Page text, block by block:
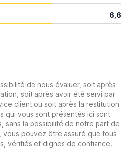
6,6
de nous évaluer, soit après
soit après avoir été servi par
client ou soit après la restitution
qui vous sont présentés ici sont
sans la possibilité de notre part de
vous pouvez être assuré que tous
vérifiés et dignes de confiance.